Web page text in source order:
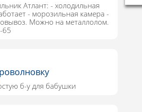
Атлант: - холодильная
- морозильная камера -
Можно на металлолом.
65
б-у для бабушки